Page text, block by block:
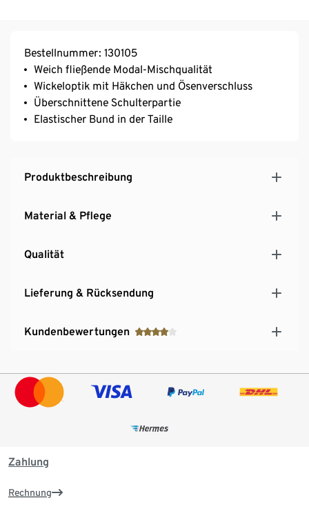
Bestellnummer: 130105
Weich fließende Modal-Mischqualität
Wickeloptik mit Häkchen und Ösenverschluss
Überschnittene Schulterpartie
Elastischer Bund in der Taille
Produktbeschreibung
Material & Pflege
Qualität
Lieferung & Rücksendung
Kundenbewertungen
Zahlung
Rechnung